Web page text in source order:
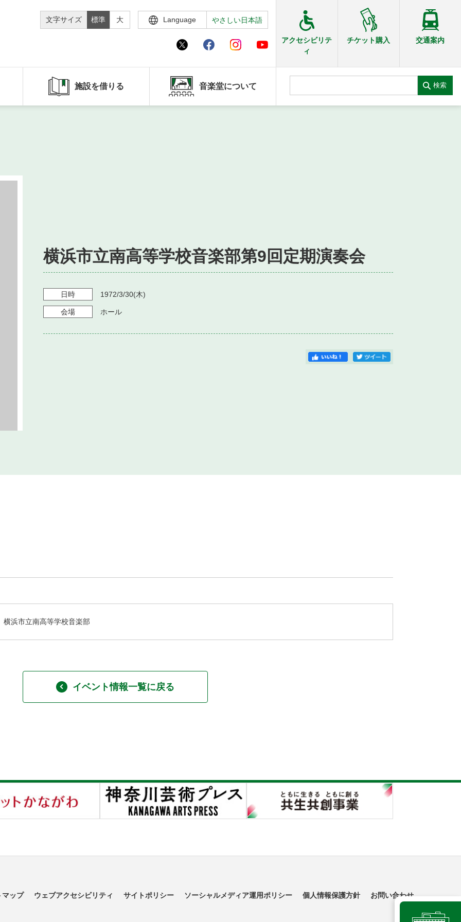
文字サイズ 標準 大 Language やさしい日本語
アクセシビリテ
ィ
チケット購入 交通案内
施設を借りる 音楽堂について 検索
横浜市立南高等学校音楽部第9回定期演奏会
日時 1972/3/30(木)
会場 ホール
横浜市立南高等学校音楽部
イベント情報一覧に戻る
マップ ウェブアクセシビリティ サイトポリシー ソーシャルメディア運用ポリシー 個人情報保護方針 お問い合わせ